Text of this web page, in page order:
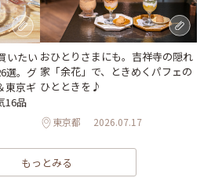
いたい
選。グ
東京ギ
16品
おひとりさまにも。吉祥寺の隠れ
家「余花」で、ときめくパフェの
ひとときを♪
東京都 2026.07.17
もっとみる